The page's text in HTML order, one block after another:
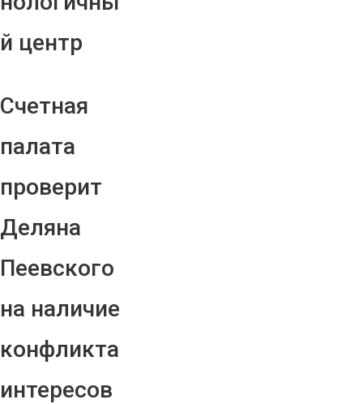
й центр
Счетная
палата
проверит
Деляна
Пеевского
на наличие
конфликта
интересов